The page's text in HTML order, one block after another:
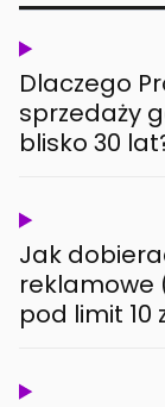
Dlaczego
sprzedaży
blisko 30
Jak
reklamowe
pod limit 10